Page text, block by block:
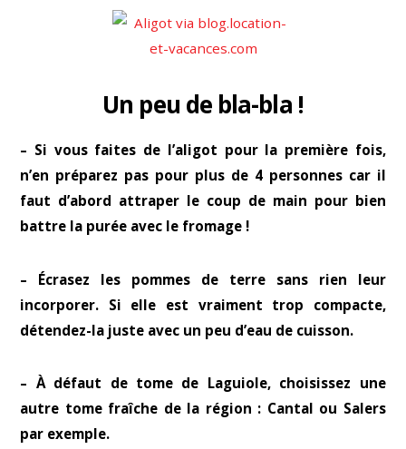
Un peu de bla-bla !
– Si vous faites de l’aligot pour la première fois,
n’en préparez pas pour plus de 4 personnes car il
faut d’abord attraper le coup de main pour bien
battre la purée avec le fromage !
– Écrasez les pommes de terre sans rien leur
incorporer. Si elle est vraiment trop compacte,
détendez-la juste avec un peu d’eau de cuisson.
– À défaut de tome de Laguiole, choisissez une
autre tome fraîche de la région : Cantal ou Salers
par exemple.